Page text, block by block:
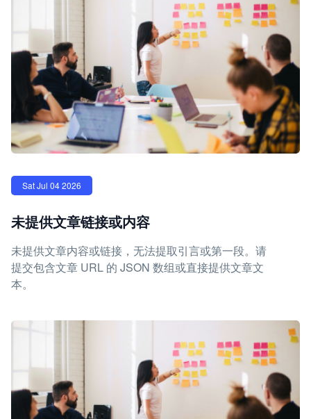
Sat Jul 04 2026
未提供文章链接或内容
未提供文章内容或链接，无法提取引言或第一段。请
提交包含文章 URL 的 JSON 数组或直接提供文章文
本。